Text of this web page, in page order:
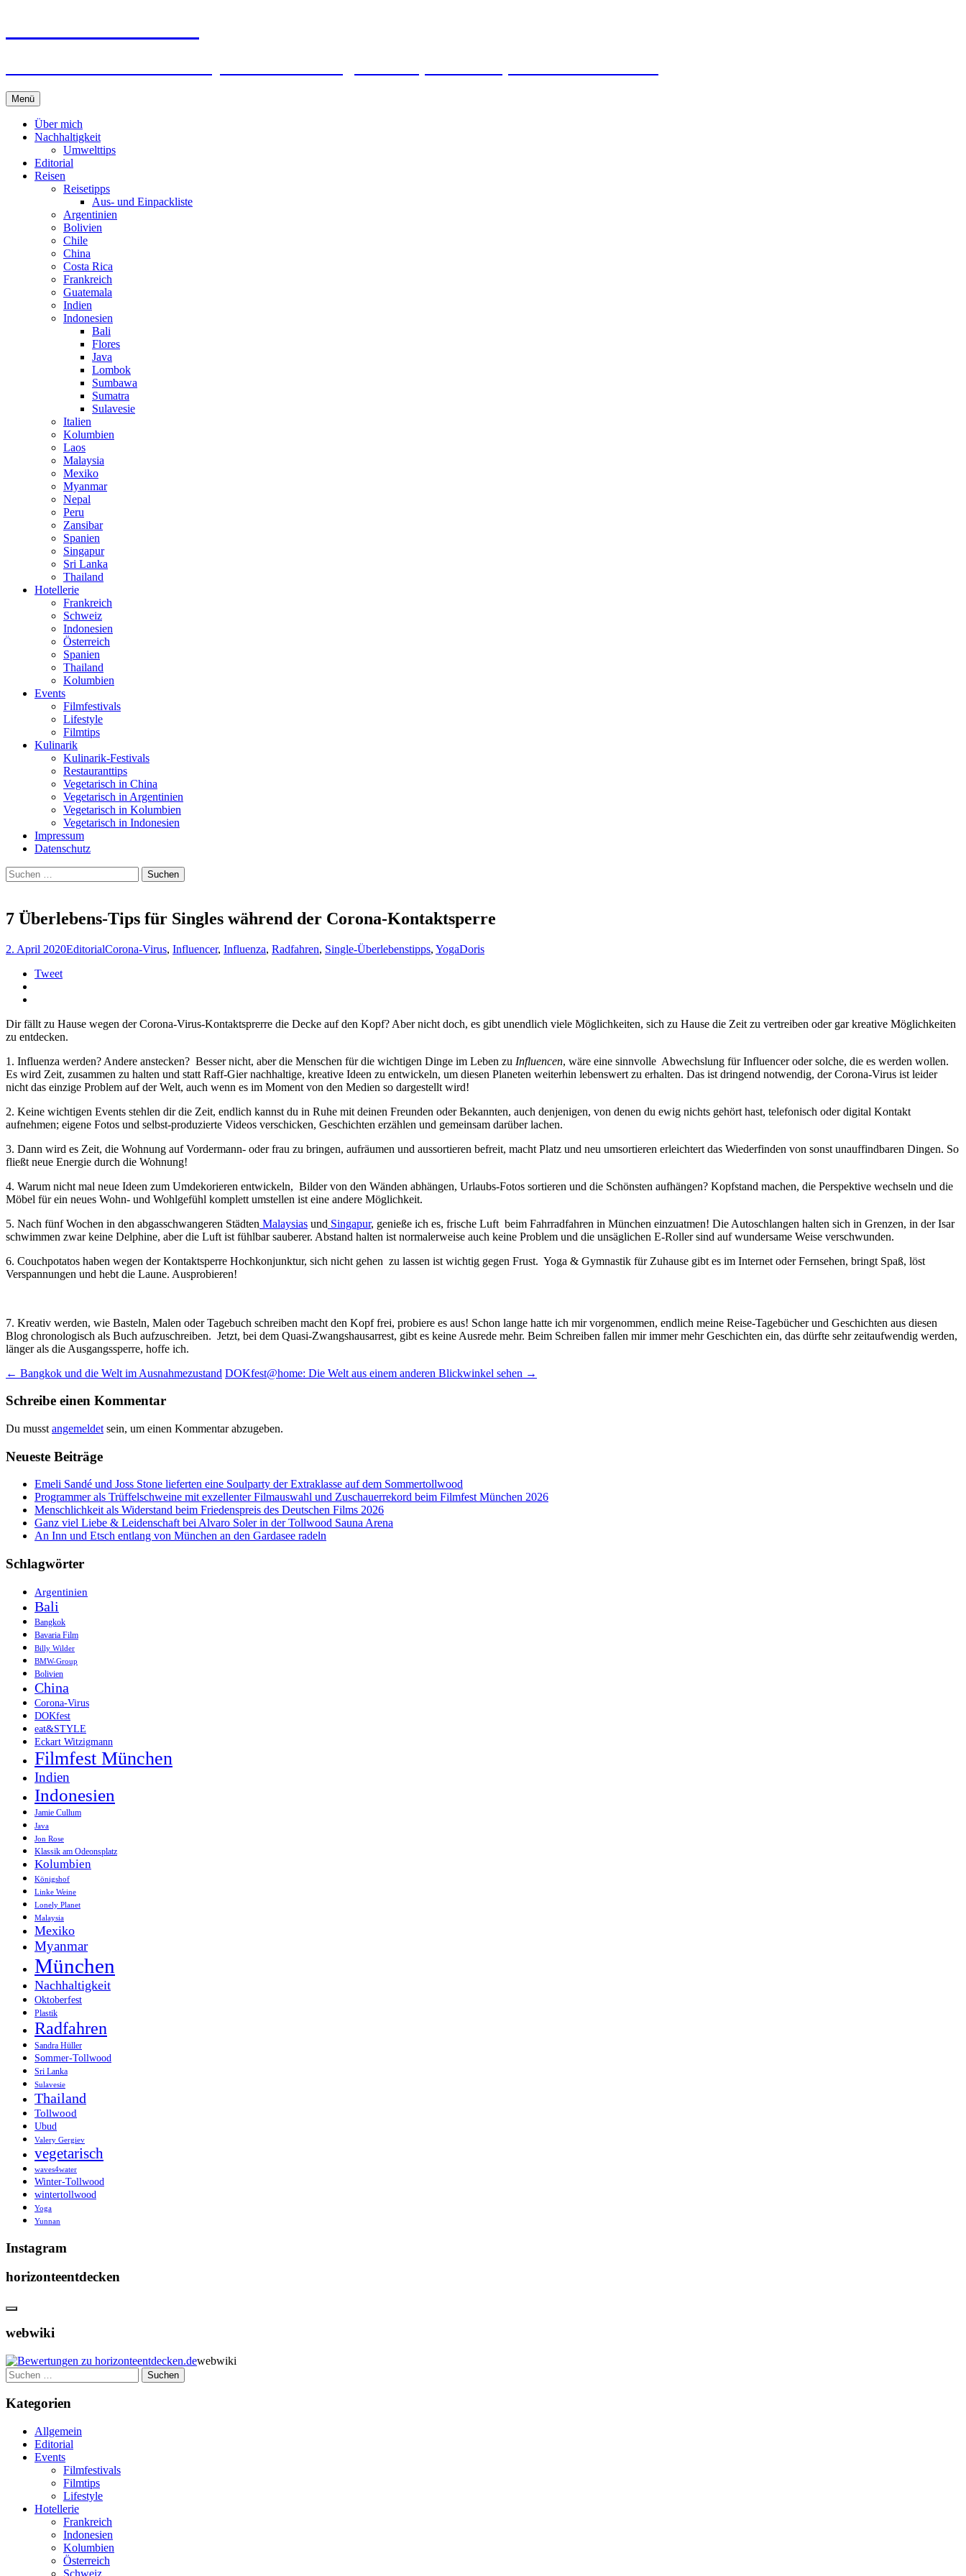
Menü Springe
zum
Inhalt
Über mich
Nachhaltigkeit
Umwelttips
Editorial
Reisen
Reisetipps
Aus- und Einpackliste
Argentinien
Bolivien
Chile
China
Costa Rica
Frankreich
Guatemala
Indien
Indonesien
Bali
Flores
Java
Lombok
Sumbawa
Sumatra
Sulavesie
Italien
Kolumbien
Laos
Malaysia
Mexiko
Myanmar
Nepal
Peru
Zansibar
Spanien
Singapur
Sri Lanka
Thailand
Hotellerie
Frankreich
Schweiz
Indonesien
Österreich
Spanien
Thailand
Kolumbien
Events
Filmfestivals
Lifestyle
Filmtips
Kulinarik
Kulinarik-Festivals
Restauranttips
Vegetarisch in China
Vegetarisch in Argentinien
Vegetarisch in Kolumbien
Vegetarisch in Indonesien
Impressum
Datenschutz
Suchen
nach:
7 Überlebens-Tips für Singles während der Corona-Kontaktsperre
2. April 2020EditorialCorona-Virus, Influencer, Influenza, Radfahren, Single-Überlebenstipps, YogaDoris
Tweet
Dir fällt zu Hause wegen der Corona-Virus-Kontaktsprerre die Decke auf den Kopf? Aber nicht doch, es gibt unendlich viele Möglichkeiten, sich zu Hause die Zeit zu vertreiben oder gar kreative Möglichkeiten
zu entdecken.
1. Influenza werden? Andere anstecken? Besser nicht, aber die Menschen für die wichtigen Dinge im Leben zu Influencen, wäre eine sinnvolle Abwechslung für Influencer oder solche, die es werden wollen.
Es wird Zeit, zusammen zu halten und statt Raff-Gier nachhaltige, kreative Ideen zu entwickeln, um diesen Planeten weiterhin lebenswert zu erhalten. Das ist dringend notwendig, der Corona-Virus ist leider
nicht das einzige Problem auf der Welt, auch wenn es im Moment von den Medien so dargestellt wird!
2. Keine wichtigen Events stehlen dir die Zeit, endlich kannst du in Ruhe mit deinen Freunden oder Bekannten, auch denjenigen, von denen du ewig nichts gehört hast, telefonisch oder digital Kontakt
aufnehmen; eigene Fotos und selbst-produzierte Videos verschicken, Geschichten erzählen und gemeinsam darüber lachen.
3. Dann wird es Zeit, die Wohnung auf Vordermann- oder frau zu bringen, aufräumen und aussortieren befreit, macht Platz und neu umsortieren erleichtert das Wiederfinden von sonst unauffindbaren Dingen. So
fließt neue Energie durch die Wohnung!
4. Warum nicht mal neue Ideen zum Umdekorieren entwickeln, Bilder von den Wänden abhängen, Urlaubs-Fotos sortieren und die Schönsten aufhängen? Kopfstand machen, die Perspektive wechseln und die
Möbel für ein neues Wohn- und Wohlgefühl komplett umstellen ist eine andere Möglichkeit.
5. Nach fünf Wochen in den abgasschwangeren Städten Malaysias und Singapur, genieße ich es, frische Luft beim Fahrradfahren in München einzuatmen! Die Autoschlangen halten sich in Grenzen, in der Isar
schwimmen zwar keine Delphine, aber die Luft ist fühlbar sauberer. Abstand halten ist normalerweise auch keine Problem und die unsäglichen E-Roller sind auf wundersame Weise verschwunden.
6. Couchpotatos haben wegen der Kontaktsperre Hochkonjunktur, sich nicht gehen zu lassen ist wichtig gegen Frust. Yoga & Gymnastik für Zuhause gibt es im Internet oder Fernsehen, bringt Spaß, löst
Verspannungen und hebt die Laune. Ausprobieren!
7. Kreativ werden, wie Basteln, Malen oder Tagebuch schreiben macht den Kopf frei, probiere es aus! Schon lange hatte ich mir vorgenommen, endlich meine Reise-Tagebücher und Geschichten aus diesen
Blog chronologisch als Buch aufzuschreiben. Jetzt, bei dem Quasi-Zwangshausarrest, gibt es keine Ausrede mehr. Beim Schreiben fallen mir immer mehr Geschichten ein, das dürfte sehr zeitaufwendig werden,
länger als die Ausgangssperre, hoffe ich.
Beitrags-
Navigation
← Bangkok und die Welt im Ausnahmezustand DOKfest@home: Die Welt aus einem anderen Blickwinkel sehen →
Schreibe einen Kommentar
Du musst angemeldet sein, um einen Kommentar abzugeben.
Neueste Beiträge
Emeli Sandé und Joss Stone lieferten eine Soulparty der Extraklasse auf dem Sommertollwood
Programmer als Trüffelschweine mit exzellenter Filmauswahl und Zuschauerrekord beim Filmfest München 2026
Menschlichkeit als Widerstand beim Friedenspreis des Deutschen Films 2026
Ganz viel Liebe & Leidenschaft bei Alvaro Soler in der Tollwood Sauna Arena
An Inn und Etsch entlang von München an den Gardasee radeln
Schlagwörter
Argentinien
Bali
Bangkok
Bavaria Film
Billy Wilder
BMW-Group
Bolivien
China
Corona-Virus
DOKfest
eat&STYLE
Eckart Witzigmann
Filmfest München
Indien
Indonesien
Jamie Cullum
Java
Jon Rose
Klassik am Odeonsplatz
Kolumbien
Königshof
Linke Weine
Lonely Planet
Malaysia
Mexiko
Myanmar
München
Nachhaltigkeit
Oktoberfest
Plastik
Radfahren
Sandra Hüller
Sommer-Tollwood
Sri Lanka
Sulavesie
Thailand
Tollwood
Ubud
Valery Gergiev
vegetarisch
waves4water
Winter-Tollwood
wintertollwood
Yoga
Yunnan
Instagram
horizonteentdecken
webwiki
webwiki
Suchen
nach:
Kategorien
Allgemein
Editorial
Events
Filmfestivals
Filmtips
Lifestyle
Hotellerie
Frankreich
Indonesien
Kolumbien
Österreich
Schweiz